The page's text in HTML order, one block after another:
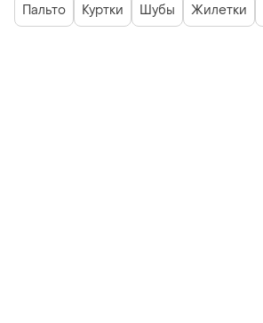
Пальто Куртки Шубы Жилетки